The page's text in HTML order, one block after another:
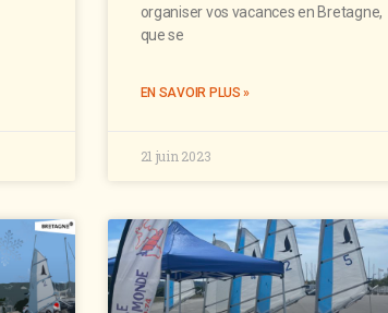
organiser vos vacances en Bretagne,
que se
EN SAVOIR PLUS »
21 juin 2023